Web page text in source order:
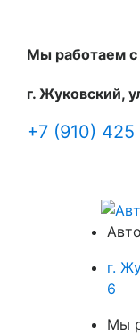
Мы работаем
г. Жуковский,
+7 (910)
г.
6
Мы